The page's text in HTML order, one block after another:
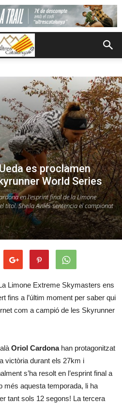
es proclamen
World Series
en l'esprint final de la Limone
títol. Sheila Avilés sentencia el campionat
Limone Extreme Skymasters ens
fins a l’últim moment per saber qui
com a campió de les Skyrunner
Oriol Cardonahan protagonitzat
victòria durant els 27km i
s’ha resolt en l’esprint final a
més aquesta temporada, li ha
tant sols 12 segons! La tercera